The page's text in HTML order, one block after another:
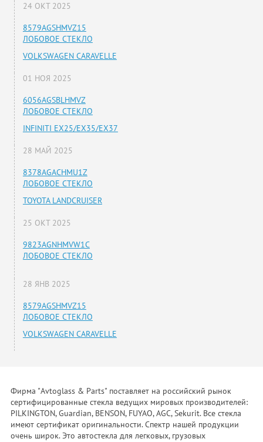
24 ОКТ 2025
8579AGSHMVZ15
ЛОБОВОЕ СТЕКЛО
VOLKSWAGEN CARAVELLE
01 НОЯ 2025
6056AGSBLHMVZ
ЛОБОВОЕ СТЕКЛО
INFINITI EX25/EX35/EX37
28 МАЙ 2025
8378AGACHMU1Z
ЛОБОВОЕ СТЕКЛО
TOYOTA LANDCRUISER
25 ОКТ 2025
9823AGNHMVW1C
ЛОБОВОЕ СТЕКЛО
28 ЯНВ 2025
8579AGSHMVZ15
ЛОБОВОЕ СТЕКЛО
VOLKSWAGEN CARAVELLE
Фирма "Avtoglass & Parts" поставляет на российский рынок
сертифицированные стекла ведущих мировых производителей:
PILKINGTON, Guardian, BENSON, FUYAO, AGC, Sekurit. Все стекла
имеют сертификат оригинальности. Спектр нашей продукции
очень широк. Это автостекла для легковых, грузовых